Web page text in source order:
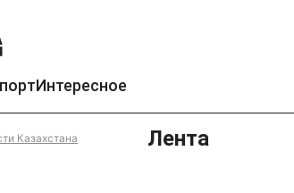
Интересное
Казахстана Лента